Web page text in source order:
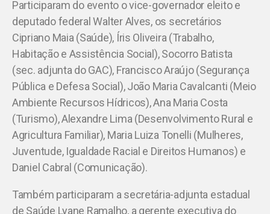
Participaram do evento o vice-governador eleito e
deputado federal Walter Alves, os secretários
Cipriano Maia (Saúde), Íris Oliveira (Trabalho,
Habitação e Assistência Social), Socorro Batista
(sec. adjunta do GAC), Francisco Araújo (Segurança
Pública e Defesa Social), João Maria Cavalcanti (Meio
Ambiente Recursos Hídricos), Ana Maria Costa
(Turismo), Alexandre Lima (Desenvolvimento Rural e
Agricultura Familiar), Maria Luiza Tonelli (Mulheres,
Juventude, Igualdade Racial e Direitos Humanos) e
Daniel Cabral (Comunicação).
Também participaram a secretária-adjunta estadual
de Saúde Lyane Ramalho, a gerente executiva do